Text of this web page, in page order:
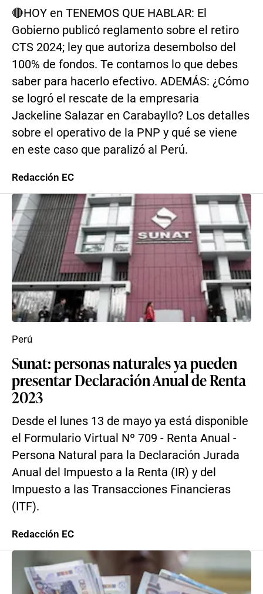
🔴HOY en TENEMOS QUE HABLAR: El
Gobierno publicó reglamento sobre el retiro
CTS 2024; ley que autoriza desembolso del
100% de fondos. Te contamos lo que debes
saber para hacerlo efectivo. ADEMÁS: ¿Cómo
se logró el rescate de la empresaria
Jackeline Salazar en Carabayllo? Los detalles
sobre el operativo de la PNP y qué se viene
en este caso que paralizó al Perú.
Redacción EC
Sunat: personas naturales ya pueden
presentar Declaración Anual de Renta
2023
Desde el lunes 13 de mayo ya está disponible
el Formulario Virtual Nº 709 - Renta Anual -
Persona Natural para la Declaración Jurada
Anual del Impuesto a la Renta (IR) y del
Impuesto a las Transacciones Financieras
(ITF).
Perú
Redacción EC